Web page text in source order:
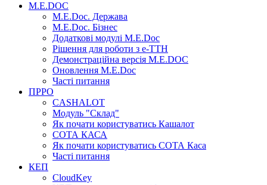
M.E.DOC
M.E.Doc. Держава
M.E.Doc. Бізнес
Додаткові модулі M.E.Doc
Рішення для роботи з е-ТТН
Демонстраційна версія M.E.DOC
Оновлення M.E.Doc
Часті питання
ПРРО
CASHALOT
Модуль "Склад"
Як почати користуватись Кашалот
СОТА КАСА
Як почати користуватись СОТА Каса
Часті питання
КЕП
CloudKey